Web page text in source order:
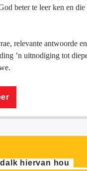
beter te leer ken en
relevante antwoorde
’n uitnodiging tot
hiervan hou